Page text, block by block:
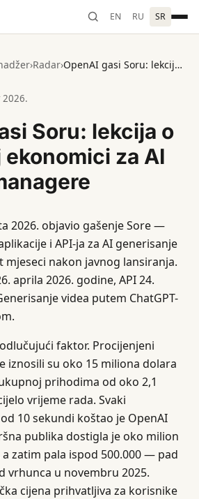
EN RU SR
›Radar› OpenAI gasi Soru: lekcija o jediničnoj ekonomici za AI product managere
2026.
Soru: lekcija o
za AI
2026. objavio gašenje Sore —
i API-ja za AI generisanje
mjeseci nakon javnog lansiranja.
aprila 2026. godine, API 24.
videa putem ChatGPT-
faktor. Procijenjeni
iznosili su oko 15 miliona dolara
prihodima od oko 2,1
vrijeme rada. Svaki
10 sekundi koštao je OpenAI
publika dostigla je oko milion
zatim pala ispod 500.000 — pad
vrhunca u novembru 2025.
cijena prihvatljiva za korisnike